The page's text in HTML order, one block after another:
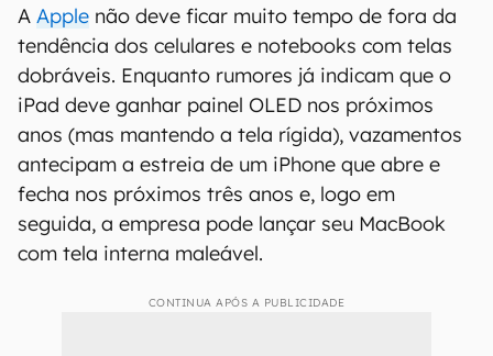
A Apple não deve ficar muito tempo de fora da
tendência dos celulares e notebooks com telas
dobráveis. Enquanto rumores já indicam que o
iPad deve ganhar painel OLED nos próximos
anos (mas mantendo a tela rígida), vazamentos
antecipam a estreia de um iPhone que abre e
fecha nos próximos três anos e, logo em
seguida, a empresa pode lançar seu MacBook
com tela interna maleável.
CONTINUA APÓS A PUBLICIDADE